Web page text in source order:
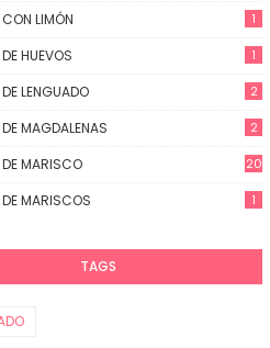
LIMÓN 1
HUEVOS 1
LENGUADO 2
MAGDALENAS 2
MARISCO 20
MARISCOS 1
TAGS